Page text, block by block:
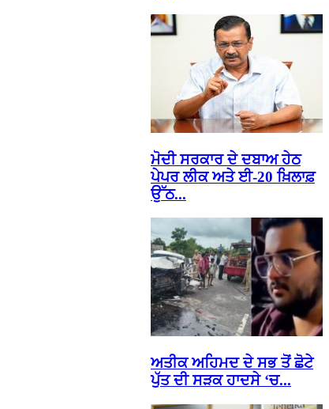
ਮੋਦੀ ਸਰਕਾਰ ਦੇ ਦਬਾਅ ਹੇਠ
ਪੇਪਰ ਲੀਕ ਅਤੇ ਈ-20 ਖ਼ਿਲਾਫ਼
ਉੱਠ...
ਅਤੀਕ ਅਹਿਮਦ ਦੇ ਸਭ ਤੋਂ ਛੋਟੇ
ਪੁੱਤ ਦੀ ਸੜਕ ਹਾਦਸੇ ‘ਚ...